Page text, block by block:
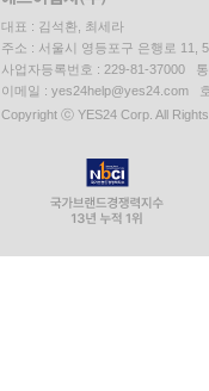
대표 : 김석환, 최세라
주소 : 서울시 영등포구 은행로 11,
사업자등록번호 : 229-81-37000
이메일 : yes24help@yes24.com
Copyright ⓒ YES24 Corp. All